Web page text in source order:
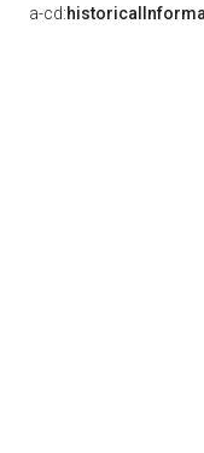
a-cd: